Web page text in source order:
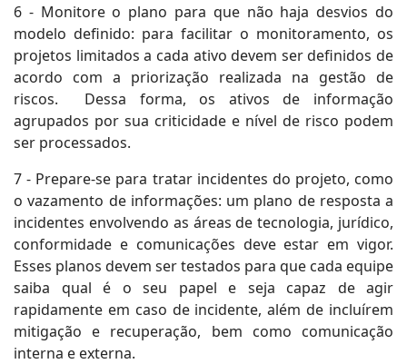
6 - Monitore o plano para que não haja desvios do
modelo definido: para facilitar o monitoramento, os
projetos limitados a cada ativo devem ser definidos de
acordo com a priorização realizada na gestão de
riscos. Dessa forma, os ativos de informação
agrupados por sua criticidade e nível de risco podem
ser processados.
7 - Prepare-se para tratar incidentes do projeto, como
o vazamento de informações: um plano de resposta a
incidentes envolvendo as áreas de tecnologia, jurídico,
conformidade e comunicações deve estar em vigor.
Esses planos devem ser testados para que cada equipe
saiba qual é o seu papel e seja capaz de agir
rapidamente em caso de incidente, além de incluírem
mitigação e recuperação, bem como comunicação
interna e externa.